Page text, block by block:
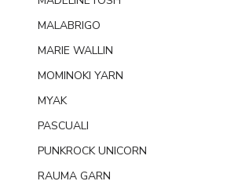
MALABRIGO
MARIE WALLIN
MOMINOKI YARN
MYAK
PASCUALI
PUNKROCK UNICORN
RAUMA GARN